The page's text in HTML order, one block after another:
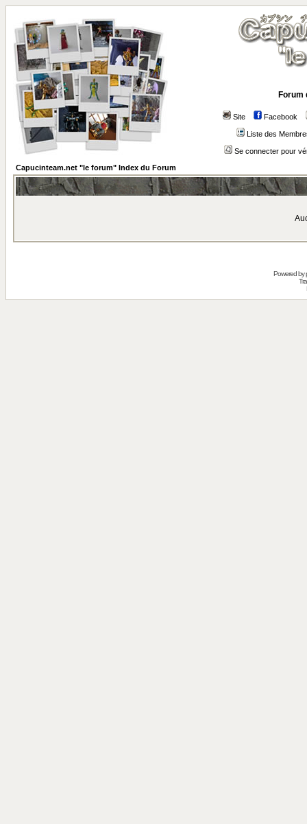
Forum
Site Facebook
Liste des
Se connecter pour
Capucinteam.net "le forum" Index du Forum
Powered by